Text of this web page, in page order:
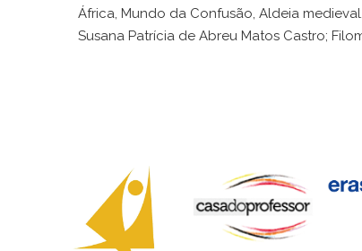
África, Mundo da Confusão, Aldeia
Susana Patrícia de Abreu Matos Castro;